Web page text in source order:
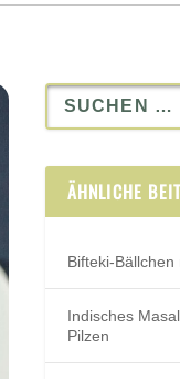
ÄHNLICHE
Bifteki-
Indisches
Pilzen